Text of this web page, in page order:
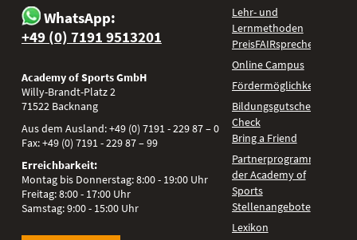
WhatsApp:
+49 (0) 7191 9513201
Academy of Sports GmbH
Willy-Brandt-Platz 2
71522 Backnang
Aus dem Ausland:+49 (0) 7191 - 229 87 – 0
Fax:+49 (0) 7191 - 229 87 – 99
Erreichbarkeit:
Montag bis Donnerstag: 8:00 - 19:00 Uhr
Freitag: 8:00 - 17:00 Uhr
Samstag: 9:00 - 15:00 Uhr
Lehr- und
Lernmethoden
PreisFAIRsprechen
Online Campus
Fördermöglichkeiten
Bildungsgutschein
Check
Bring a Friend
Partnerprogramm
der Academy of
Sports
Stellenangebote
Lexikon